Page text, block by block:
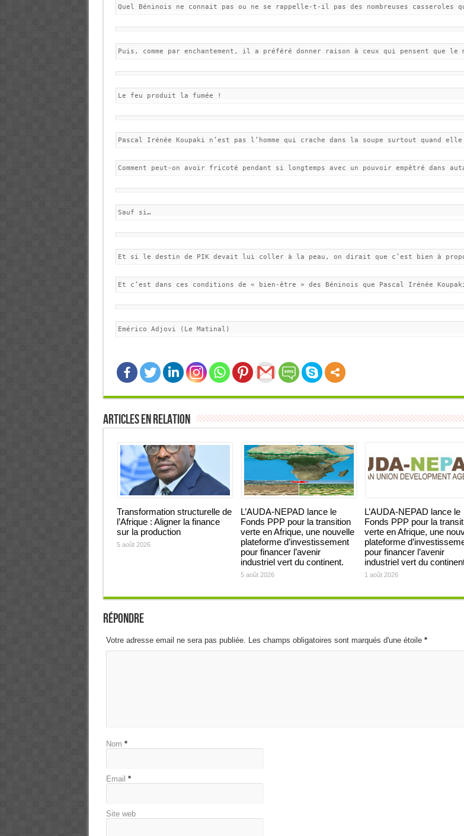
Quel Béninois ne connait pas ou ne se rappelle-t-il pas des nombreuses
Puis, comme par enchantement, il a préféré donner raison à ceux qui pensent que
Le feu produit la fumée !
Pascal Irénée Koupaki n’est pas l’homme qui crache dans la soupe surtout
Comment peut-on avoir fricoté pendant si longtemps avec un pouvoir empêtré
Sauf si…
Et si le destin de PIK devait lui coller à la peau, on dirait que c’est bien à propos
Et c’est dans ces conditions de « bien-être » des Béninois que Pascal Irénée
Emérico Adjovi (Le Matinal)
Articles en relation
Transformation structurelle de
l’Afrique : Aligner la finance
sur la production
5 août 2026
L’AUDA-NEPAD lance le
Fonds PPP pour la transition
verte en Afrique, une nouvelle
plateforme d’investissement
pour financer l’avenir
industriel vert du continent.
5 août 2026
L’AUDA-NEPAD lance le
Fonds PPP pour la
verte en Afrique, une
plateforme
pour financer l’avenir
industriel vert du
1 août 2026
Répondre
Votre adresse email ne sera pas publiée. Les champs obligatoires sont marqués d'une étoile *
Nom *
Email *
Site web